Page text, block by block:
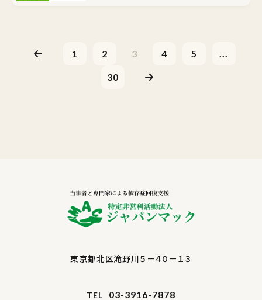
1 2 3 4 5 ...
30
東京都北区滝野川５－４０－１３
TEL 03-3916-7878